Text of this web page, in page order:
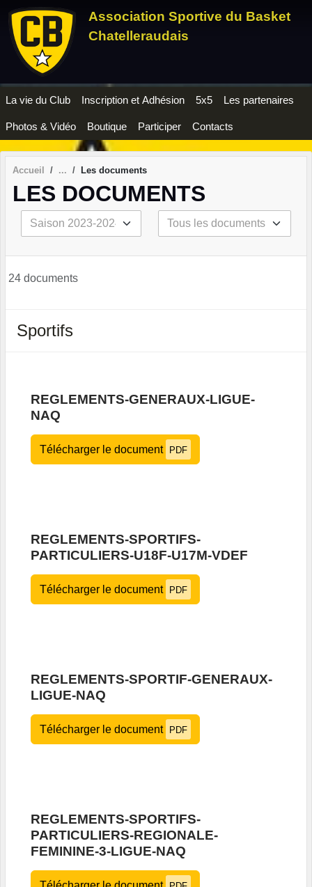
Association Sportive du Basket
Chatelleraudais
La vie du Club Inscription et Adhésion 5x5 Les partenaires
Photos & Vidéo Boutique Participer Contacts
Accueil Les documents
LES DOCUMENTS
24 documents
Sportifs
REGLEMENTS-GENERAUX-LIGUE-
NAQ
Télécharger le document PDF
REGLEMENTS-SPORTIFS-
PARTICULIERS-U18F-U17M-VDEF
Télécharger le document PDF
REGLEMENTS-SPORTIF-GENERAUX-
LIGUE-NAQ
Télécharger le document PDF
REGLEMENTS-SPORTIFS-
PARTICULIERS-REGIONALE-
FEMININE-3-LIGUE-NAQ
Panneau de gestion des cookies